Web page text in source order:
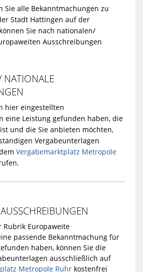
Sie alle Bekanntmachungen zu
Stadt Hattingen auf der
Sie nach nationalen/
Ausschreibungen
NATIONALE
hier eingestellten
eine Leistung gefunden haben, die
und die Sie anbieten möchten,
Vergabeunterlagen
Vergabemarktplatz Metropole
Rubrik Europaweite
passende Bekanntmachung für
haben, können Sie die
ausschließlich auf
Metropole Ruhrkostenfrei